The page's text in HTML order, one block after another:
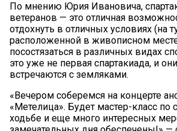
По мнению Юрия Ивановича,
ветеранов — это отличная
отдохнуть в отличных условиях (на
расположенной в живописном
посостязаться в различных видах
это уже не первая спартакиада, и
встречаются с земляками.
«Вечером соберемся на концерте
«Метелица». Будет мастер-класс по
ходьбе и еще много интересных